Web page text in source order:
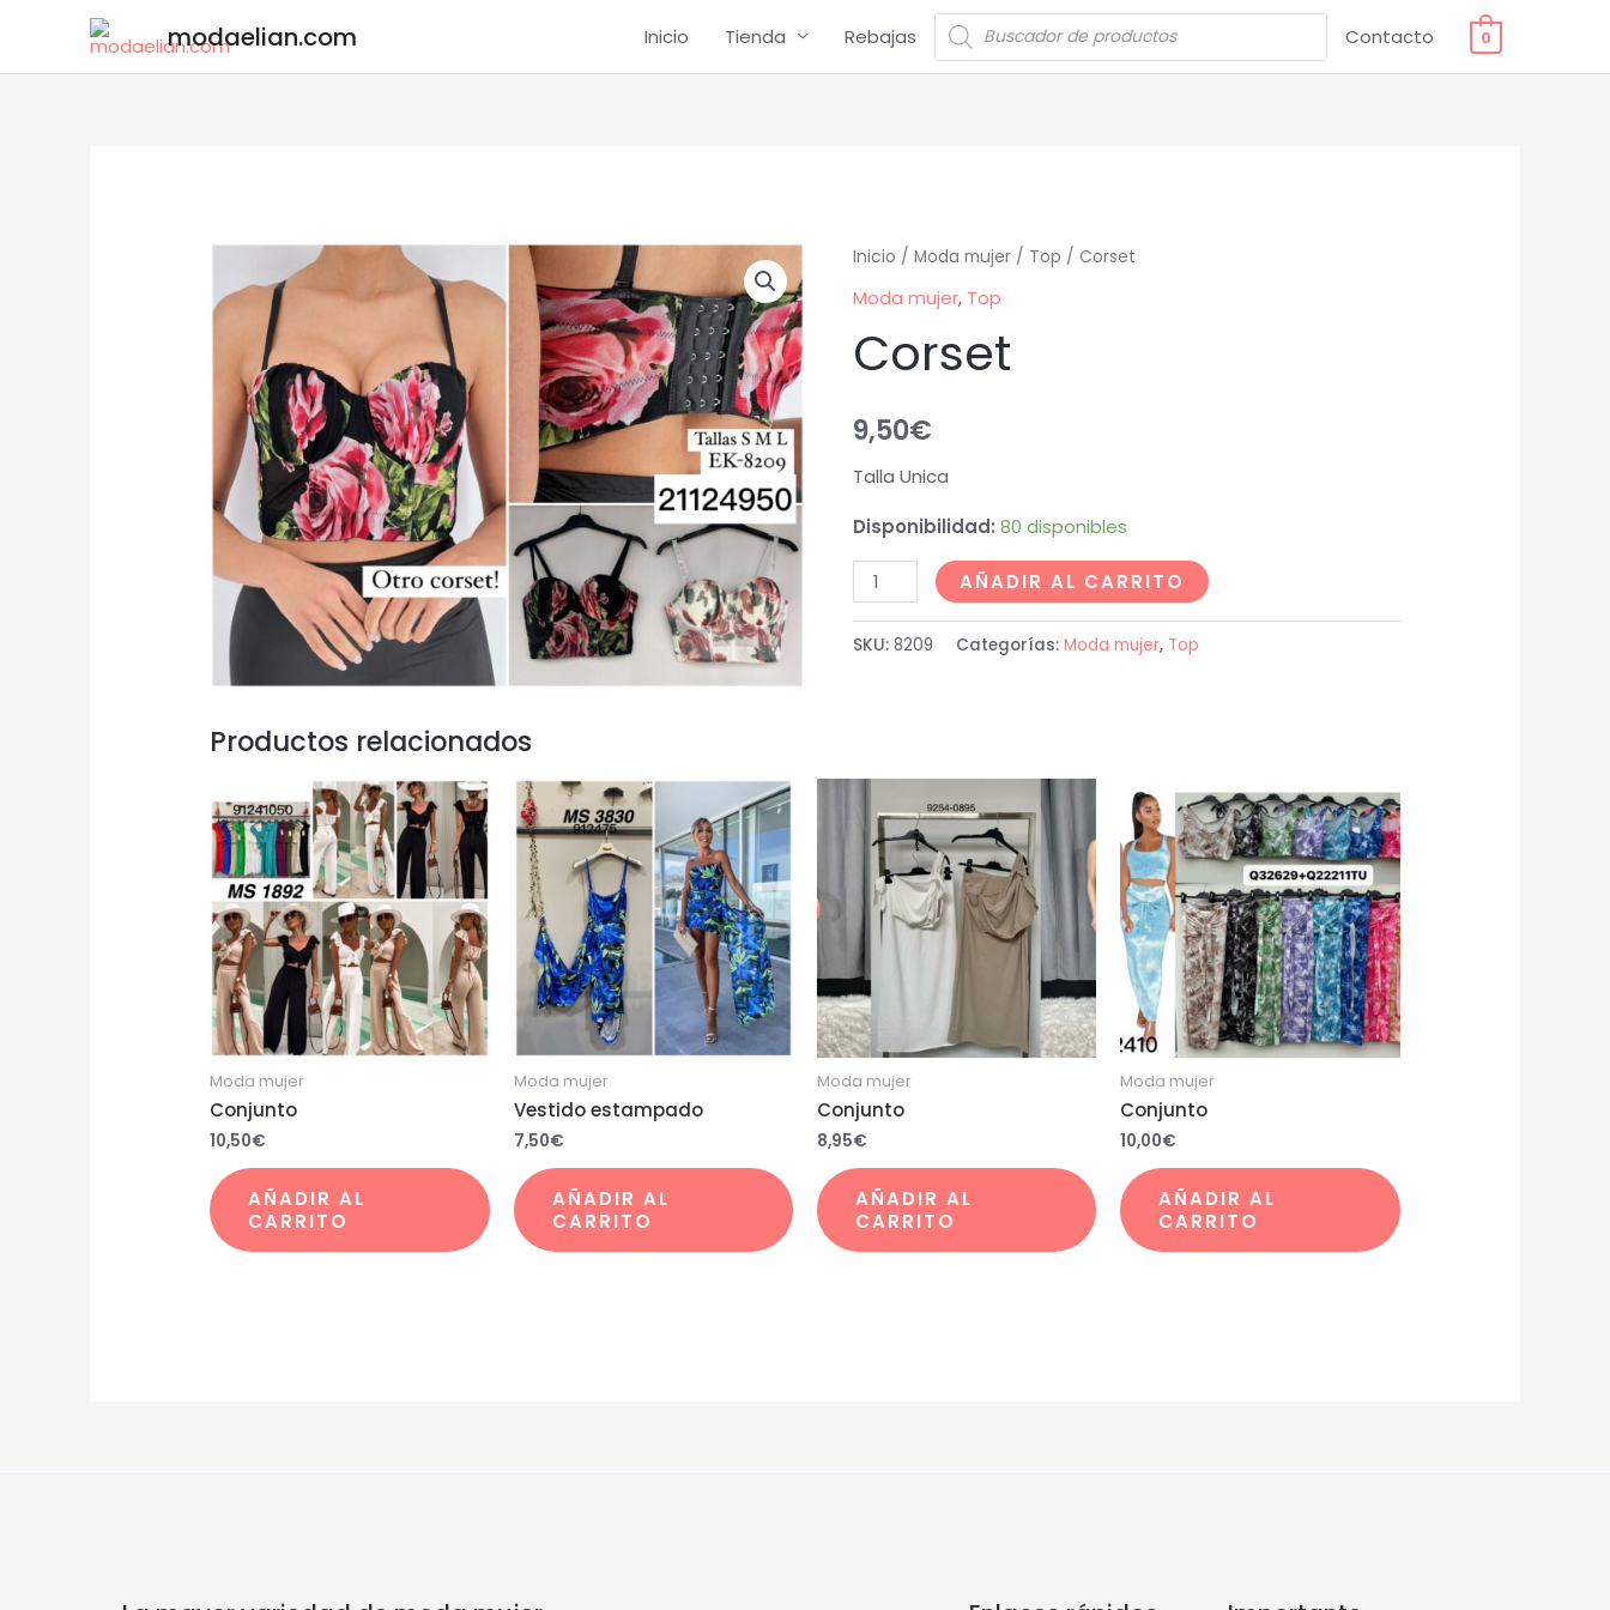
modaelian.com Inicio Tienda Rebajas Contacto 0
Inicio / Moda mujer/ Top / Corset
Moda mujer, Top
Corset
9,50€
Talla Unica
Disponibilidad: 80 disponibles
AÑADIR AL CARRITO
SKU: 8209 Categorías: Moda mujer, Top
Productos relacionados
Moda mujer
Conjunto
10,50€
AÑADIR AL
CARRITO
Moda mujer
Vestido estampado
7,50€
AÑADIR AL
CARRITO
Moda mujer
Conjunto
8,95€
AÑADIR AL
CARRITO
Moda mujer
Conjunto
10,00€
AÑADIR AL
CARRITO